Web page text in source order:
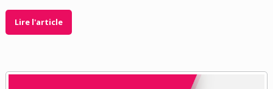
Lire l'article